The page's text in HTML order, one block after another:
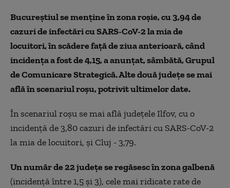
Bucureştiul se menţine în zona roşie, cu 3,94 de
cazuri de infectări cu SARS-CoV-2 la mia de
locuitori, în scădere faţă de ziua anterioară, când
incidenţa a fost de 4,15, a anunţat, sâmbătă, Grupul
de Comunicare Strategică. Alte două județe se mai
află în scenariul roșu, potrivit ultimelor date.
În scenariul roşu se mai află judeţele Ilfov, cu o
incidenţă de 3,80 cazuri de infectări cu SARS-CoV-2
la mia de locuitori, şi Cluj - 3,79.
Un număr de 22 judeţe se regăsesc în zona galbenă
(incidenţă între 1,5 şi 3), cele mai ridicate rate de